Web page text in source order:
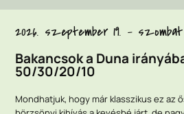
2026. szeptember 19. - szombat
Bakancsok a Duna
50/30/20/10
Mondhatjuk, hogy már klasszikus ez az